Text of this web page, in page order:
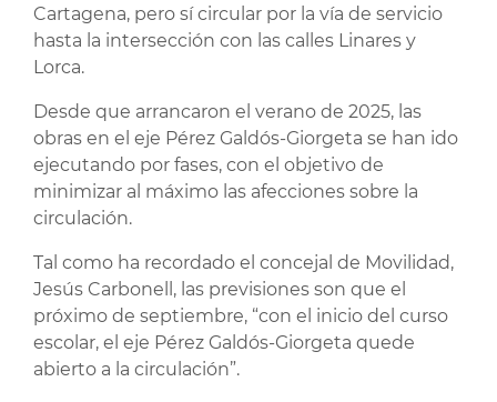
Cartagena, pero sí circular por la vía de servicio
hasta la intersección con las calles Linares y
Lorca.
Desde que arrancaron el verano de 2025, las
obras en el eje Pérez Galdós-Giorgeta se han ido
ejecutando por fases, con el objetivo de
minimizar al máximo las afecciones sobre la
circulación.
Tal como ha recordado el concejal de Movilidad,
Jesús Carbonell, las previsiones son que el
próximo de septiembre, “con el inicio del curso
escolar, el eje Pérez Galdós-Giorgeta quede
abierto a la circulación”.